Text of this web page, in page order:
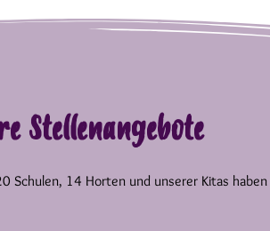
Stellenangebote
Schulen, 14 Horten und unserer Kitas